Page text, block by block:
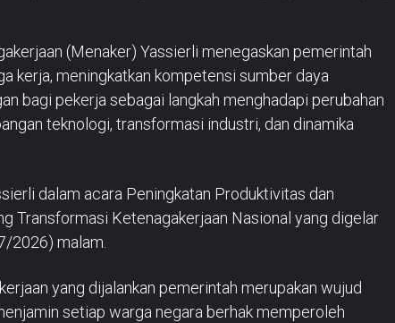
(Menaker) Yassierli menegaskan pemerintah
kerja, meningkatkan kompetensi sumber daya
bagi pekerja sebagai langkah menghadapi perubahan
teknologi, transformasi industri, dan dinamika
dalam acara Peningkatan Produktivitas dan
Transformasi Ketenagakerjaan Nasional yang digelar
2026) malam.
yang dijalankan pemerintah merupakan wujud
setiap warga negara berhak memperoleh